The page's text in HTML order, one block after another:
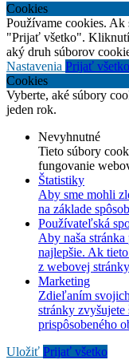
Cookies
Používame cookies.
"Prijať všetko".
aký druh súborov
Nastavenia Prijať všetko
Cookies
Vyberte, aké súbory
jeden rok.
Nevyhnutné
Tieto súbory
fungovanie
Štatistiky
Aby sme mohli
na základe
Používateľská
Aby naša
najlepšie. Ak
z webovej
Marketing
Zdieľaním
stránky zvyšujete
prispôsobeného
Uložiť Prijať všetko